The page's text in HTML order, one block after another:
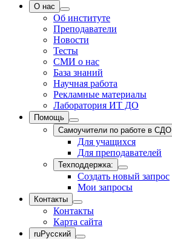
О нас
Об институте
Преподаватели
Новости
Тесты
СМИ о нас
База знаний
Научная работа
Рекламные материалы
Лаборатория ИТ ДО
Помощь
Самоучители по работе в СДО
Для учащихся
Для преподавателей
Техподдержка:
Создать новый запрос
Мои запросы
Контакты
Контакты
Карта сайта
ruРусский